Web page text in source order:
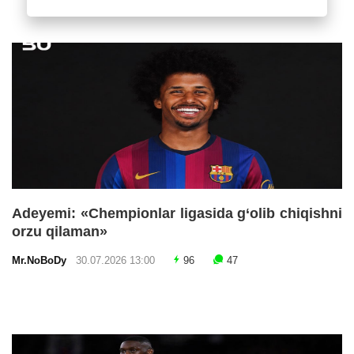
Adeyemi: «Chempionlar ligasida g‘olib chiqishni
orzu qilaman»
Mr.NoBoDy 30.07.2026 13:00 96 47